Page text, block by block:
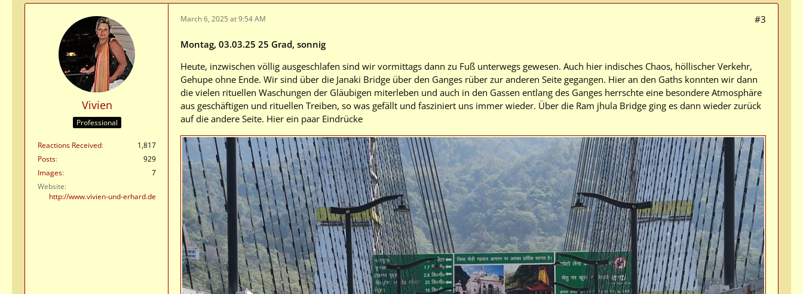
Vivien
Professional
Reactions Received
1,817
Posts
929
Images
7
Website
http://www.vivien-und-erhard.de
March 6, 2025 at 9:54 AM #3
Montag, 03.03.25 25 Grad, sonnig
Heute, inzwischen völlig ausgeschlafen sind wir vormittags dann zu Fuß unterwegs gewesen. Auch hier indisches Chaos, höllischer Verkehr,
Gehupe ohne Ende. Wir sind über die Janaki Bridge über den Ganges rüber zur anderen Seite gegangen. Hier an den Gaths konnten wir dann
die vielen rituellen Waschungen der Gläubigen miterleben und auch in den Gassen entlang des Ganges herrschte eine besondere Atmosphäre
aus geschäftigen und rituellen Treiben, so was gefällt und fasziniert uns immer wieder. Über die Ram jhula Bridge ging es dann wieder zurück
auf die andere Seite. Hier ein paar Eindrücke